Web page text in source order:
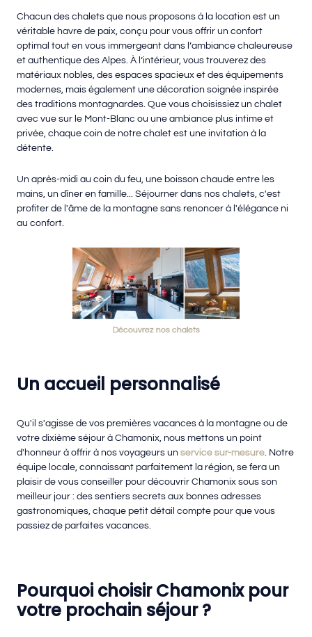
Chacun des chalets que nous proposons à la location est un
véritable havre de paix, conçu pour vous offrir un confort
optimal tout en vous immergeant dans l’ambiance chaleureuse
et authentique des Alpes. À l’intérieur, vous trouverez des
matériaux nobles, des espaces spacieux et des équipements
modernes, mais également une décoration soignée inspirée
des traditions montagnardes. Que vous choisissiez un chalet
avec vue sur le Mont-Blanc ou une ambiance plus intime et
privée, chaque coin de notre chalet est une invitation à la
détente.
Un après-midi au coin du feu, une boisson chaude entre les
mains, un dîner en famille... Séjourner dans nos chalets, c'est
profiter de l'âme de la montagne sans renoncer à l'élégance ni
au confort.
Découvrez nos chalets
Un accueil personnalisé
Qu'il s'agisse de vos premières vacances à la montagne ou de
votre dixième séjour à Chamonix, nous mettons un point
d'honneur à offrir à nos voyageurs un service sur-mesure. Notre
équipe locale, connaissant parfaitement la région, se fera un
plaisir de vous conseiller pour découvrir Chamonix sous son
meilleur jour : des sentiers secrets aux bonnes adresses
gastronomiques, chaque petit détail compte pour que vous
passiez de parfaites vacances.
Pourquoi choisir Chamonix pour
votre prochain séjour ?